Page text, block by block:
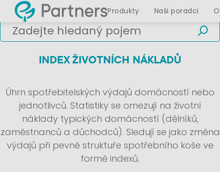
Produkty Naši poradci
INDEX ŽIVOTNÍCH NÁKLADŮ
Úhrn spotřebitelských výdajů domácností nebo
jednotlivců. Statistiky se omezují na životní
náklady typických domácností (dělníků,
zaměstnanců a důchodců). Sledují se jako změna
výdajů při pevné struktuře spotřebního koše ve
formě indexů.